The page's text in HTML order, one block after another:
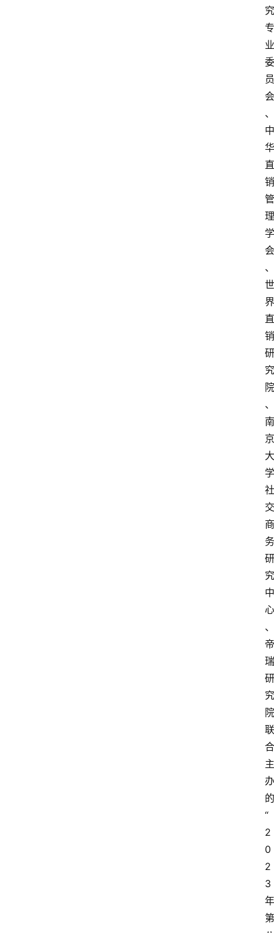
究
专
业
委
员
会
、
中
华
直
销
管
理
学
会
、
世
界
直
销
研
究
院
、
南
京
大
学
社
交
商
务
研
究
中
心
、
帝
瑞
研
究
院
联
合
主
办
的
“
2
0
2
3
年
第